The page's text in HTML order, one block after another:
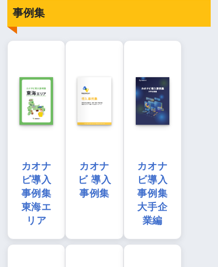
事例集
カオナ
ビ導入
事例集
東海エ
リア
カオナ
ビ 導入
事例集
カオナ
ビ導入
事例集
大手企
業編